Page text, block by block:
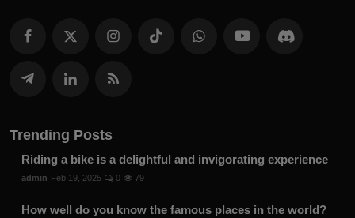
Trending Posts
Riding a bike is a delightful and invigorating experience
admin Feb 19, 2025 0 79
How well do you know the famous places in the world?